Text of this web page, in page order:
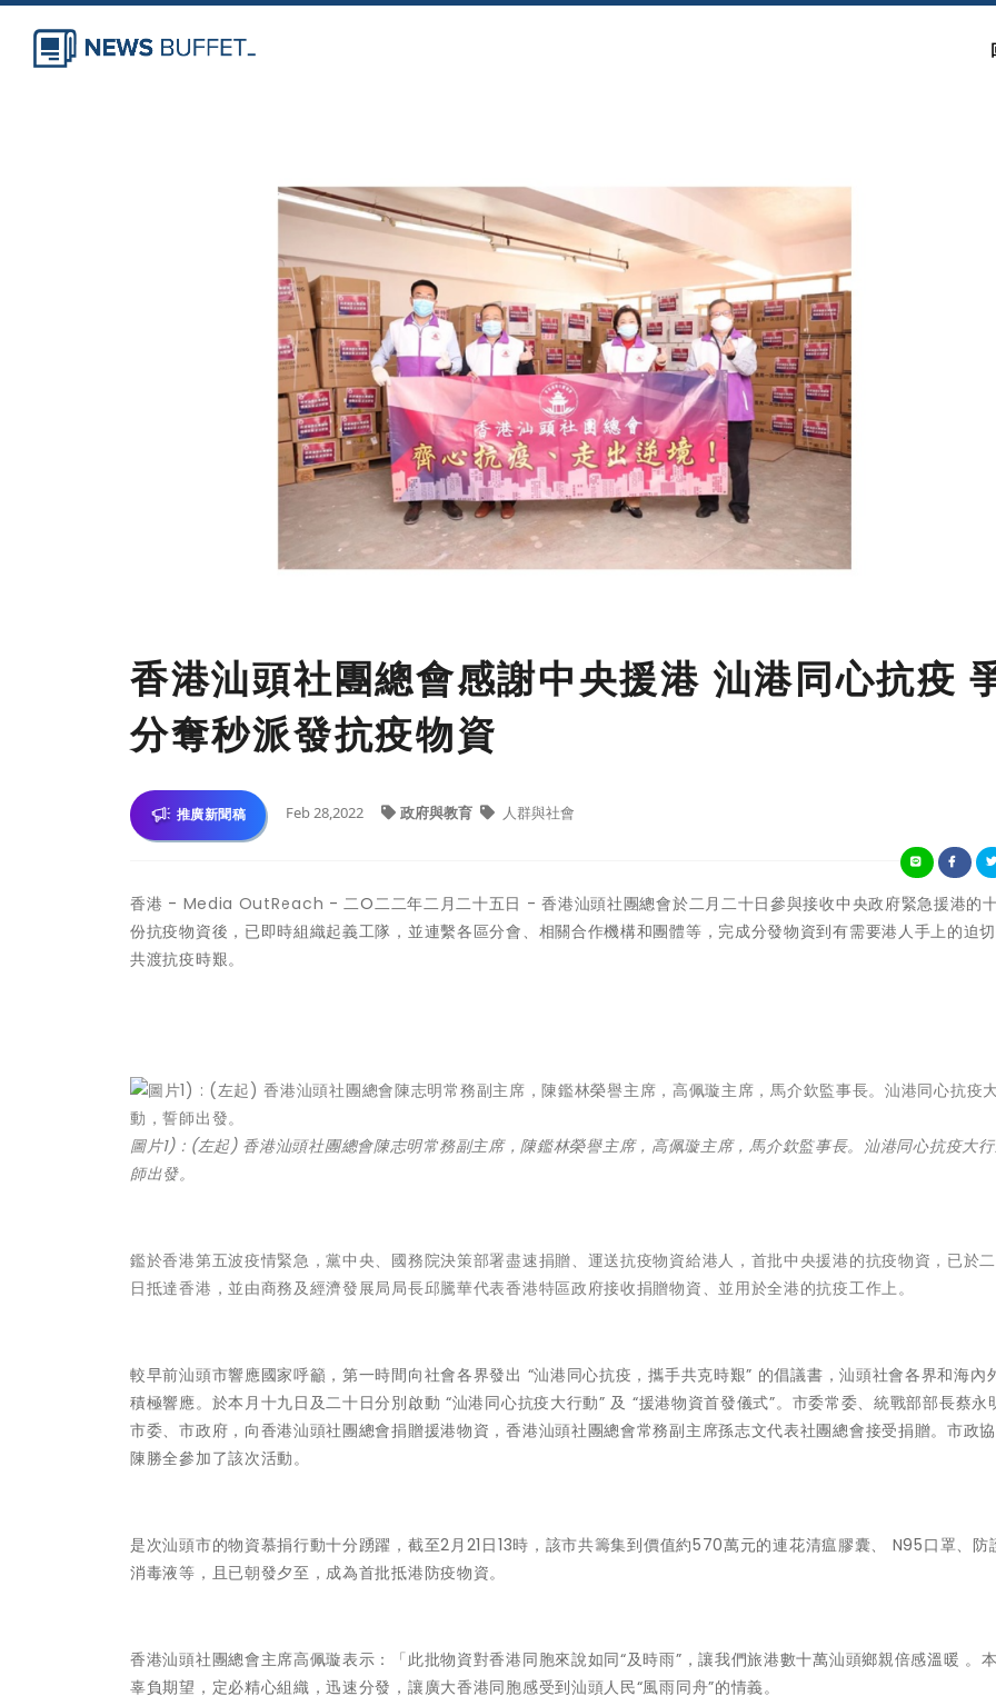
香港汕頭社團總會感謝中央援港 汕港同心抗疫
分奪秒派發抗疫物資
推廣新聞稿 Feb 28,2022 政府與教育 人群與社會
香港 - Media OutReach - 二O二二年二月二十五日 - 香港汕頭社團總會於二月二十日參與接收中央政府緊急援港的
份抗疫物資後，已即時組織起義工隊，並連繫各區分會、相關合作機構和團體等，完成分發物資到有需要港人手上的迫
共渡抗疫時艱。
圖片1) : (左起) 香港汕頭社團總會陳志明常務副主席，陳鑑林榮譽主席，高佩璇主席，馬介欽監事長。汕港同心抗疫大
師出發。
鑑於香港第五波疫情緊急，黨中央、國務院決策部署盡速捐贈、運送抗疫物資給港人，首批中央援港的抗疫物資，已於
日抵達香港，並由商務及經濟發展局局長邱騰華代表香港特區政府接收捐贈物資、並用於全港的抗疫工作上。
較早前汕頭市響應國家呼籲，第一時間向社會各界發出 “汕港同心抗疫，攜手共克時艱” 的倡議書，汕頭社會各界和海內
積極響應。於本月十九日及二十日分別啟動 “汕港同心抗疫大行動” 及 “援港物資首發儀式”。市委常委、統戰部部長蔡永
市委、市政府，向香港汕頭社團總會捐贈援港物資，香港汕頭社團總會常務副主席孫志文代表社團總會接受捐贈。市政
陳勝全參加了該次活動。
是次汕頭市的物資慕捐行動十分踴躍，截至2月21日13時，該市共籌集到價值約570萬元的連花清瘟膠囊、 N95口罩、防
消毒液等，且已朝發夕至，成為首批抵港防疫物資。
香港汕頭社團總會主席高佩璇表示：「此批物資對香港同胞來說如同“及時雨”，讓我們旅港數十萬汕頭鄉親倍感溫暖 。
辜負期望，定必精心組織，迅速分發，讓廣大香港同胞感受到汕頭人民“風雨同舟”的情義。